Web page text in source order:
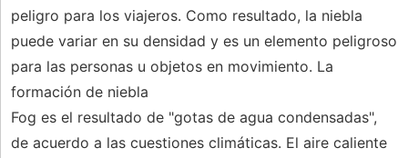
peligro para los viajeros. Como resultado, la niebla
puede variar en su densidad y es un elemento peligroso
para las personas u objetos en movimiento. La
formación de niebla
Fog es el resultado de "gotas de agua condensadas",
de acuerdo a las cuestiones climáticas. El aire caliente